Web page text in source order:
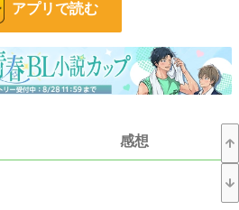
もしたが、俺の運命のためだ。仕方あるま
俺の死亡フラグは完全に回避された・・・
には思い人がいるのです」
ントがある薔薇園に呼び出されて・・・
モブは溺愛されんで良いので死にたくな
アプリで読む
感想